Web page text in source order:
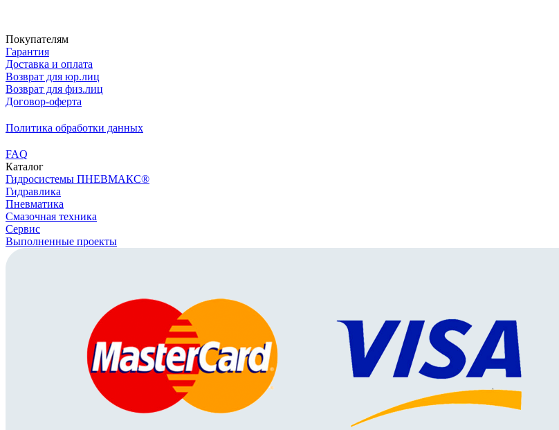
Покупателям
Гарантия
Доставка и оплата
Возврат для юр.лиц
Возврат для физ.лиц
Договор-оферта
Политика обработки данных
FAQ
Каталог
Гидросистемы ПНЕВМАКС®
Гидравлика
Пневматика
Смазочная техника
Сервис
Выполненные проекты